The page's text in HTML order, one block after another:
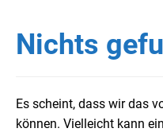
Nichts
Es scheint, dass wir das
können. Vielleicht kann